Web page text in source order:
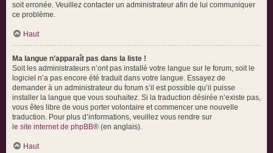
soit erronée. Veuillez contacter un administrateur afin de lui communiquer
ce problème.
Haut
Ma langue n’apparaît pas dans la liste !
Soit les administrateurs n’ont pas installé votre langue sur le forum, soit le
logiciel n’a pas encore été traduit dans votre langue. Essayez de
demander à un administrateur du forum s’il est possible qu’il puisse
installer la langue que vous souhaitez. Si la traduction désirée n’existe pas,
vous êtes libre de vous porter volontaire et commencer une nouvelle
traduction. Pour plus d’informations, veuillez vous rendre sur
le site internet de phpBB® (en anglais).
Haut